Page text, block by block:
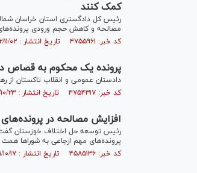
کمک کنند
رئیس کل دادگستری استان خراسان
مصالحه و کاهش حجم ورودی
کد خبر: ۴۷۵۵۹۶۱ تاریخ انتشار : ۱۴۰۲/۱۱/۰۲
پرونده یک محکوم به قصاص در
دادستان عمومی و انقلاب تاکستان از رهایی یک محکوم از قصاص
کد خبر: ۴۷۵۴۳۱۷ تاریخ انتشار : ۱۴۰۲/۱۰/۲۳
افزایش مصالحه در
رئیس توسعه حل اختلاف خوزستان
پرونده‌های مهم ارجاعی به شوراها
کد خبر: ۴۵۸۵۱۳۶ تاریخ انتشار : ۱۴۰۱/۱۰/۱۷